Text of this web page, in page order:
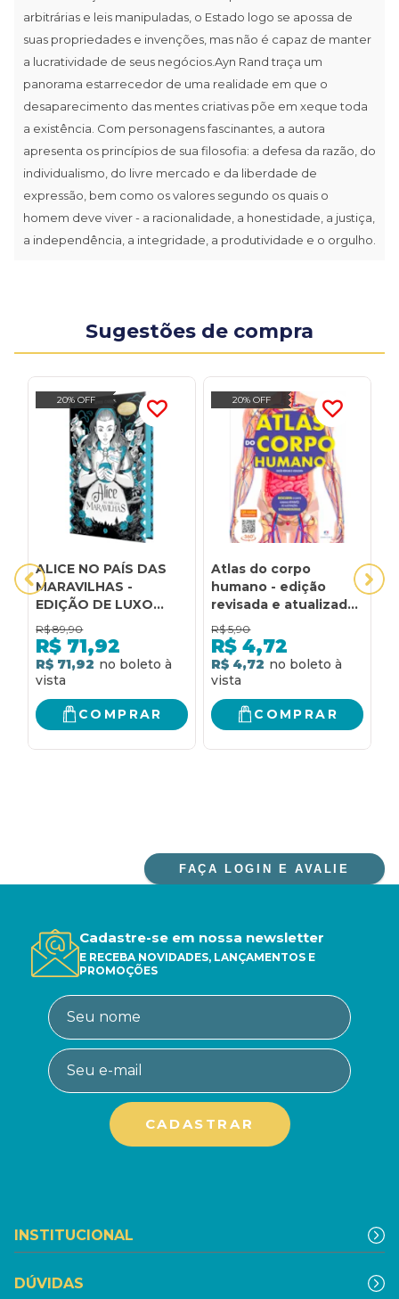
arbitrárias e leis manipuladas, o Estado logo se apossa de
suas propriedades e invenções, mas não é capaz de manter
a lucratividade de seus negócios.Ayn Rand traça um
panorama estarrecedor de uma realidade em que o
desaparecimento das mentes criativas põe em xeque toda
a existência. Com personagens fascinantes, a autora
apresenta os princípios de sua filosofia: a defesa da razão, do
individualismo, do livre mercado e da liberdade de
expressão, bem como os valores segundo os quais o
homem deve viver - a racionalidade, a honestidade, a justiça,
a independência, a integridade, a produtividade e o orgulho.
Sugestões de compra
20% OFF
ALICE NO PAÍS DAS
MARAVILHAS -
EDIÇÃO DE LUXO
BILÍNGUE: EDIÇÃO
PORTUGUÊS E INGLÊS
R$ 89,90
R$ 71,92
R$ 71,92
COMPRAR
20% OFF
Atlas do corpo
humano - edição
revisada e atualizada:
edição revisada e
atualizada
R$ 5,90
R$ 4,72
R$ 4,72
COMPRAR
FAÇA LOGIN E AVALIE
Cadastre-se em nossa newsletter
E RECEBA NOVIDADES, LANÇAMENTOS E
PROMOÇÕES
INSTITUCIONAL
DÚVIDAS